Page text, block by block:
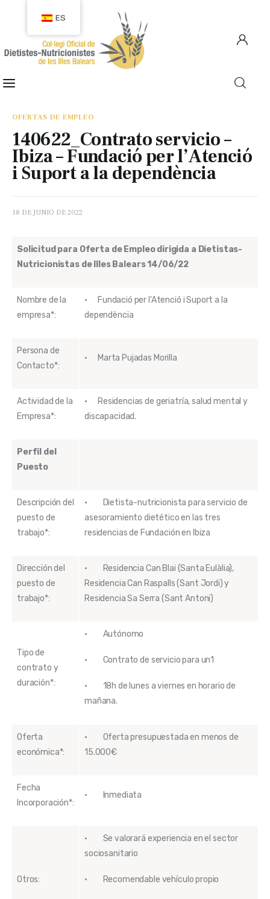
COLEGIADOS
EMPLEO
CIUDADANÍA
RECURSOS
OFERTAS DE EMPLEO
140622_Contrato servicio –
Ibiza – Fundació per l’Atenció
i Suport a la dependència
18 DE JUNIO DE 2022
Solicitud para Oferta de Empleo dirigida a Dietistas-
Nutricionistas de Illes Balears 14/06/22
Nombre de la
empresa*:
· Fundació per l’Atenció i Suport a la
dependència
Persona de
Contacto*:
· Marta Pujadas Morilla
Actividad de la
Empresa*:
· Residencias de geriatría, salud mental y
discapacidad.
Perfil del
Puesto
Descripción del
puesto de
trabajo*:
· Dietista-nutricionista para servicio de
asesoramiento dietético en las tres
residencias de Fundación en Ibiza
Dirección del
puesto de
trabajo*:
· Residencia Can Blai (Santa Eulàlia),
Residencia Can Raspalls (Sant Jordi) y
Residencia Sa Serra (Sant Antoni)
Tipo de
contrato y
duración*:
· Autónomo
· Contrato de servicio para un1
· 18h de lunes a viernes en horario de
mañana.
Oferta
económica*:
· Oferta presupuestada en menos de
15.000€
Fecha
Incorporación*:
· Inmediata
Otros:
· Se valorará experiencia en el sector
sociosanitario
· Recomendable vehículo propio
ES